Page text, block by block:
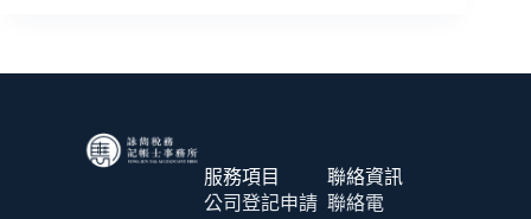
服務項目
公司登記申請
聯絡資訊
聯絡電